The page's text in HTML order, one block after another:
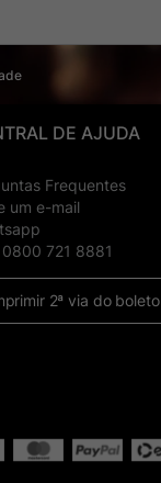
DE AJUDA
Frequentes
um e-mail
0800 721 8881
2ª via do boleto